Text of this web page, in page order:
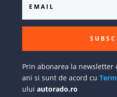
Prin abonarea la newsletter
ani si sunt de acord cu
ului autorado.ro